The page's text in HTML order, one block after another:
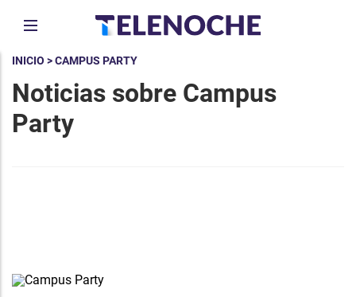
INICIO > CAMPUS PARTY
Noticias sobre Campus
Party